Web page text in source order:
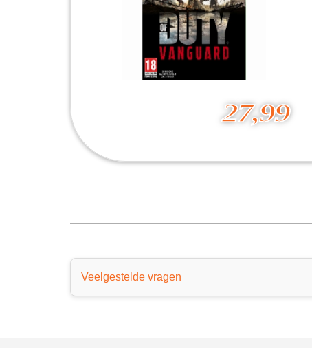
27,99
Veelgestelde vragen